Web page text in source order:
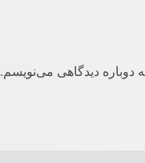
دوباره دیدگاهی می‌نویسم.